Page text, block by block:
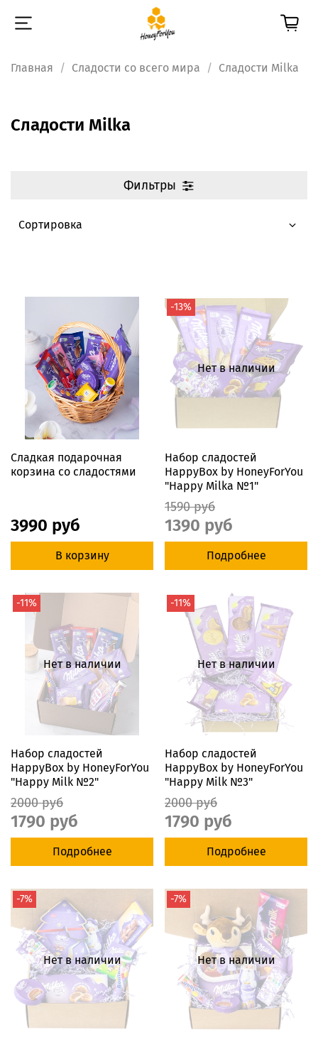
Главная Сладости со всего мира Сладости Milka
Сладости Milka
Фильтры
Сладкая подарочная
корзина со сладостями
3990 руб
В корзину
Нет в наличии
-13%
Набор сладостей
HappyBox by HoneyForYou
"Happy Milka №1"
1590 руб
1390 руб
Подробнее
Нет в наличии
-11%
Набор сладостей
HappyBox by HoneyForYou
"Happy Milk №2"
2000 руб
1790 руб
Подробнее
Нет в наличии
-11%
Набор сладостей
HappyBox by HoneyForYou
"Happy Milk №3"
2000 руб
1790 руб
Подробнее
Нет в наличии
-7%
Нет в наличии
-7%